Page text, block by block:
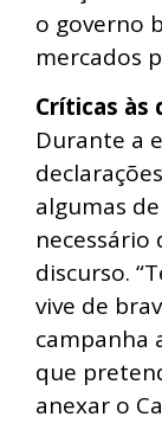
o governo
mercados
Críticas às
Durante a
algumas
discurso.
vive de
campanha
que
anexar o